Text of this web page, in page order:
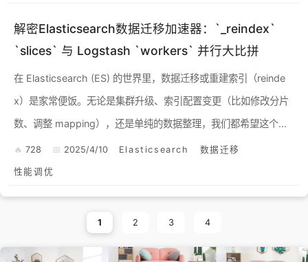
解密Elasticsearch数据迁移加速器：`_reindex`
`slices` 与 Logstash `workers` 并行大比拼
在 Elasticsearch (ES) 的世界里，数据迁移或重建索引（reinde
x）是家常便饭。无论是集群升级、索引配置变更（比如修改分片
数、调整 mapping），还是单纯的数据整理，我们都希望这个过
程尽可能快、尽可能平稳。为了加速...
728 2025/4/10 Elasticsearch 数据迁移
性能调优
1 2 3 4